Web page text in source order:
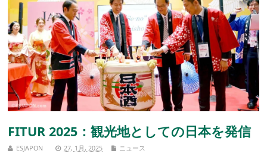
FITUR 2025：観光地としての日本を発信
ESJAPON 27, 1月, 2025 ニュース